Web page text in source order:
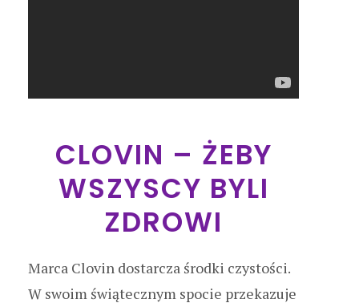
CLOVIN – ŻEBY
WSZYSCY BYLI
ZDROWI
Marca Clovin dostarcza środki czystości.
W swoim świątecznym spocie przekazuje